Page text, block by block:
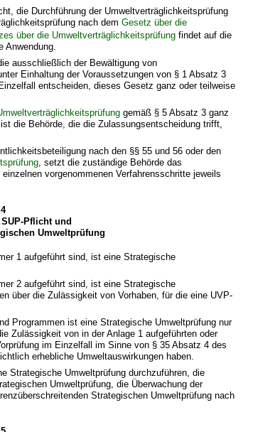
die Durchführung der Umweltverträglichkeitsprüfung
nach demGesetz über die
über die Umweltverträglichkeitsprüfung findet auf die
Anwendung.
ausschließlich der Bewältigung von
Einhaltung der Voraussetzungen von § 1 Absatz 3
entscheiden, dieses Gesetz ganz oder teilweise
gemäß § 5 Absatz 3 ganz
die Behörde, die die Zulassungsentscheidung trifft,
nach den §§ 55 und 56 oder den
, setzt die zuständige Behörde das
vorgenommenen Verfahrensschritte jeweils
Pflicht und
Umweltprüfung
1 aufgeführt sind, ist eine Strategische
2 aufgeführt sind, ist eine Strategische
über die Zulässigkeit von Vorhaben, für die eine UVP-
Programmen ist eine Strategische Umweltprüfung nur
Zulässigkeit von in der Anlage 1 aufgeführten oder
im Einzelfall im Sinne von § 35 Absatz 4 des
erhebliche Umweltauswirkungen haben.
Strategische Umweltprüfung durchzuführen, die
Umweltprüfung, die Überwachung der
Strategischen Umweltprüfung nach